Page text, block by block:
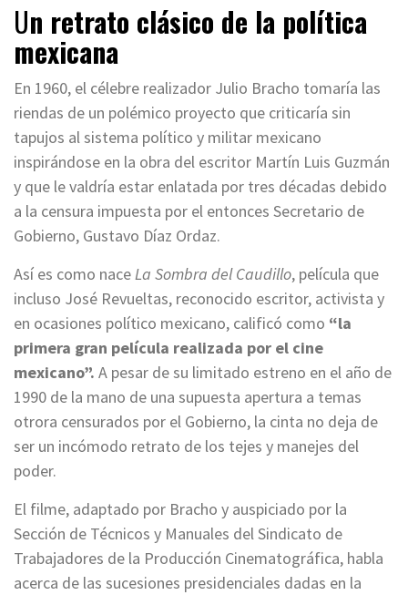
Un retrato clásico de la política
mexicana
En 1960, el célebre realizador Julio Bracho tomaría las
riendas de un polémico proyecto que criticaría sin
tapujos al sistema político y militar mexicano
inspirándose en la obra del escritor Martín Luis Guzmán
y que le valdría estar enlatada por tres décadas debido
a la censura impuesta por el entonces Secretario de
Gobierno, Gustavo Díaz Ordaz.
Así es como naceLa Sombra del Caudillo, película que
incluso José Revueltas, reconocido escritor, activista y
en ocasiones político mexicano, calificó como “la
primera gran película realizada por el cine
mexicano”. A pesar de su limitado estreno en el año de
1990 de la mano de una supuesta apertura a temas
otrora censurados por el Gobierno, la cinta no deja de
ser un incómodo retrato de los tejes y manejes del
poder.
El filme, adaptado por Bracho y auspiciado por la
Sección de Técnicos y Manuales del Sindicato de
Trabajadores de la Producción Cinematográfica, habla
acerca de las sucesiones presidenciales dadas en la